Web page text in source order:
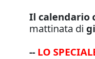
Il calendario
mattinata di
-- LO